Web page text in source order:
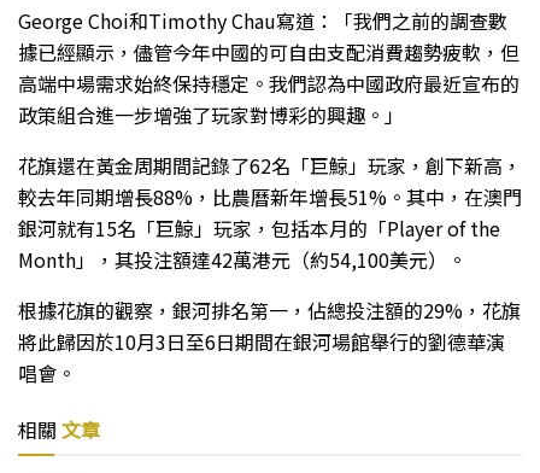
George Choi和Timothy Chau寫道：「我們之前的調查數
據已經顯示，儘管今年中國的可自由支配消費趨勢疲軟，但
高端中場需求始終保持穩定。我們認為中國政府最近宣布的
政策組合進一步增強了玩家對博彩的興趣。」
花旗還在黃金周期間記錄了62名「巨鯨」玩家，創下新高，
較去年同期增長88%，比農曆新年增長51%。其中，在澳門
銀河就有15名「巨鯨」玩家，包括本月的「Player of the
Month」，其投注額達42萬港元（約54,100美元）。
根據花旗的觀察，銀河排名第一，佔總投注額的29%，花旗
將此歸因於10月3日至6日期間在銀河場館舉行的劉德華演
唱會。
相關 文章